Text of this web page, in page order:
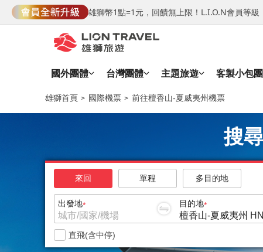
雄獅幣1點=1元，回饋無上限！L.I.O.N會員等
國外團體 台灣團體 主題旅遊 客製小包團
雄獅首頁 國際機票 前往檀香山-夏威夷州機票
搜
來回 單程 多目的地
出發地 目的地
直飛(含中停)